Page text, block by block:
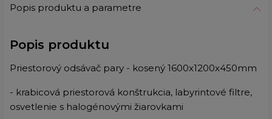
Popis produktu a parametre
Popis produktu
Priestorový odsávač pary - kosený 1600x1200x450mm
- krabicová priestorová konštrukcia, labyrintové filtre,
osvetlenie s halogénovými žiarovkami